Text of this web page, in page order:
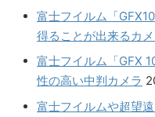
富士フイルム「
得ることが出来るカ
富士フイルム「GFX
性の高い中判カメラ
富士フイルムや超望